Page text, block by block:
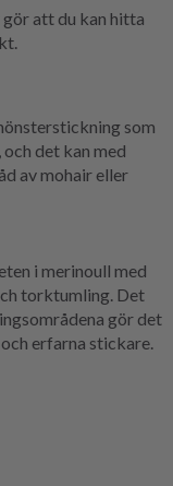
att du kan hitta
som
det kan med
av mohair eller
i merinoull med
torktumling. Det
gör det
erfarna stickare.